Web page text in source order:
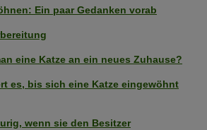
Ein paar Gedanken vorab
eine Katze an ein neues Zuhause?
es, bis sich eine Katze eingewöhnt
wenn sie den Besitzer